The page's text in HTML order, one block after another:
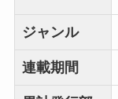
ジャンル
連載期間